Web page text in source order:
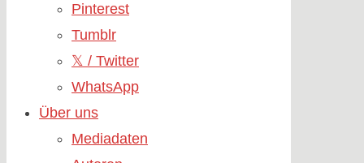
Pinterest
Tumblr
𝕏 / Twitter
WhatsApp
Über uns
Mediadaten